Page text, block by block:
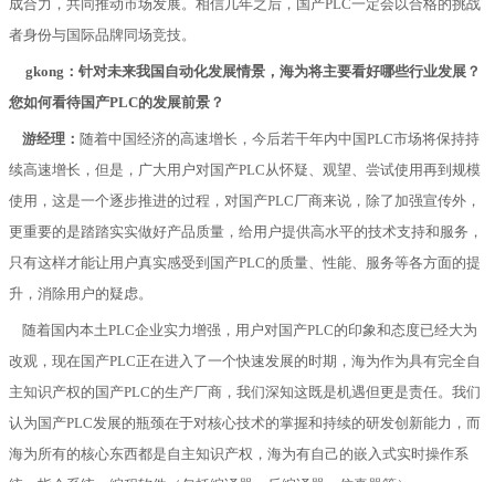
成合力，共同推动市场发展。相信几年之后，国产PLC一定会以合格的挑战
者身份与国际品牌同场竞技。
gkong：针对未来我国自动化发展情景，海为将主要看好哪些行业发展？
您如何看待国产PLC的发展前景？
游经理： 随着中国经济的高速增长，今后若干年内中国PLC市场将保持持
续高速增长，但是，广大用户对国产PLC从怀疑、观望、尝试使用再到规模
使用，这是一个逐步推进的过程，对国产PLC厂商来说，除了加强宣传外，
更重要的是踏踏实实做好产品质量，给用户提供高水平的技术支持和服务，
只有这样才能让用户真实感受到国产PLC的质量、性能、服务等各方面的提
升，消除用户的疑虑。
随着国内本土PLC企业实力增强，用户对国产PLC的印象和态度已经大为
改观，现在国产PLC正在进入了一个快速发展的时期，海为作为具有完全自
主知识产权的国产PLC的生产厂商，我们深知这既是机遇但更是责任。我们
认为国产PLC发展的瓶颈在于对核心技术的掌握和持续的研发创新能力，而
海为所有的核心东西都是自主知识产权，海为有自己的嵌入式实时操作系